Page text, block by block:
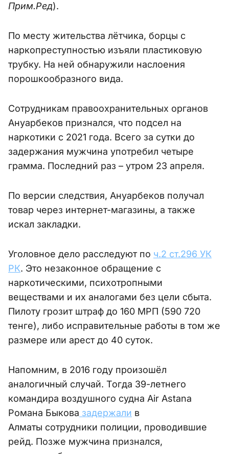
Прим.Ред).
По месту жительства лётчика, борцы с
наркопреступностью изъяли пластиковую
трубку. На ней обнаружили наслоения
порошкообразного вида.
Сотрудникам правоохранительных органов
Ануарбеков признался, что подсел на
наркотики с 2021 года. Всего за сутки до
задержания мужчина употребил четыре
грамма. Последний раз – утром 23 апреля.
По версии следствия, Ануарбеков получал
товар через интернет-магазины, а также
искал закладки.
Уголовное дело расследуют по ч.2 ст.296 УК
РК. Это незаконное обращение с
наркотическими, психотропными
веществами и их аналогами без цели сбыта.
Пилоту грозит штраф до 160 МРП (590 720
тенге), либо исправительные работы в том же
размере или арест до 40 суток.
Напомним, в 2016 году произошёл
аналогичный случай. Тогда 39-летнего
командира воздушного судна Air Astana
Романа Быкова задержали в
Алматы сотрудники полиции, проводившие
рейд. Позже мужчина признался,